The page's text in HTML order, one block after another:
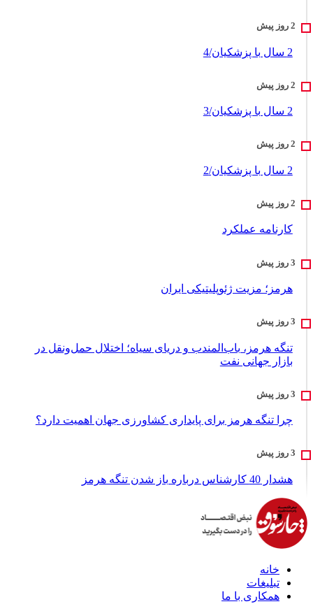
2 سال با پزشکیان/4
2 سال با پزشکیان/3
2 سال با پزشکیان/2
کارنامه عملکرد
هرمز؛ مزیت ژئوپلیتیکی ایران
تنگه هرمز، باب‌المندب و دریای سیاه؛ اختلال حمل‌ونقل در
بازار جهانی نفت
چرا تنگه هرمز برای پایداری کشاورزی جهان اهمیت دارد؟
هشدار 40 کارشناس درباره باز شدن تنگه هرمز
خانه
تبلیغات
همکاری با ما